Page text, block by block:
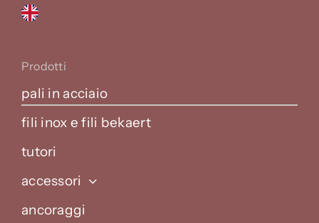
Prodotti
pali in acciaio
fili inox e fili bekaert
tutori
accessori
ancoraggi